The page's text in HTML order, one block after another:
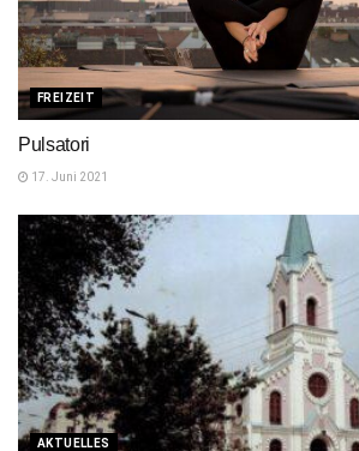
FREIZEIT
Pulsatori
17. Juni 2021
AKTUELLES